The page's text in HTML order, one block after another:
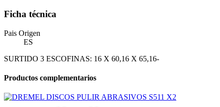
Ficha técnica
Pais Origen
ES
SURTIDO 3 ESCOFINAS: 16 X 60,16 X 65,16-
Productos complementarios